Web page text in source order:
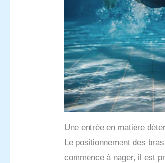
Une entrée en matière
Le positionnement des
commence à nager, il est